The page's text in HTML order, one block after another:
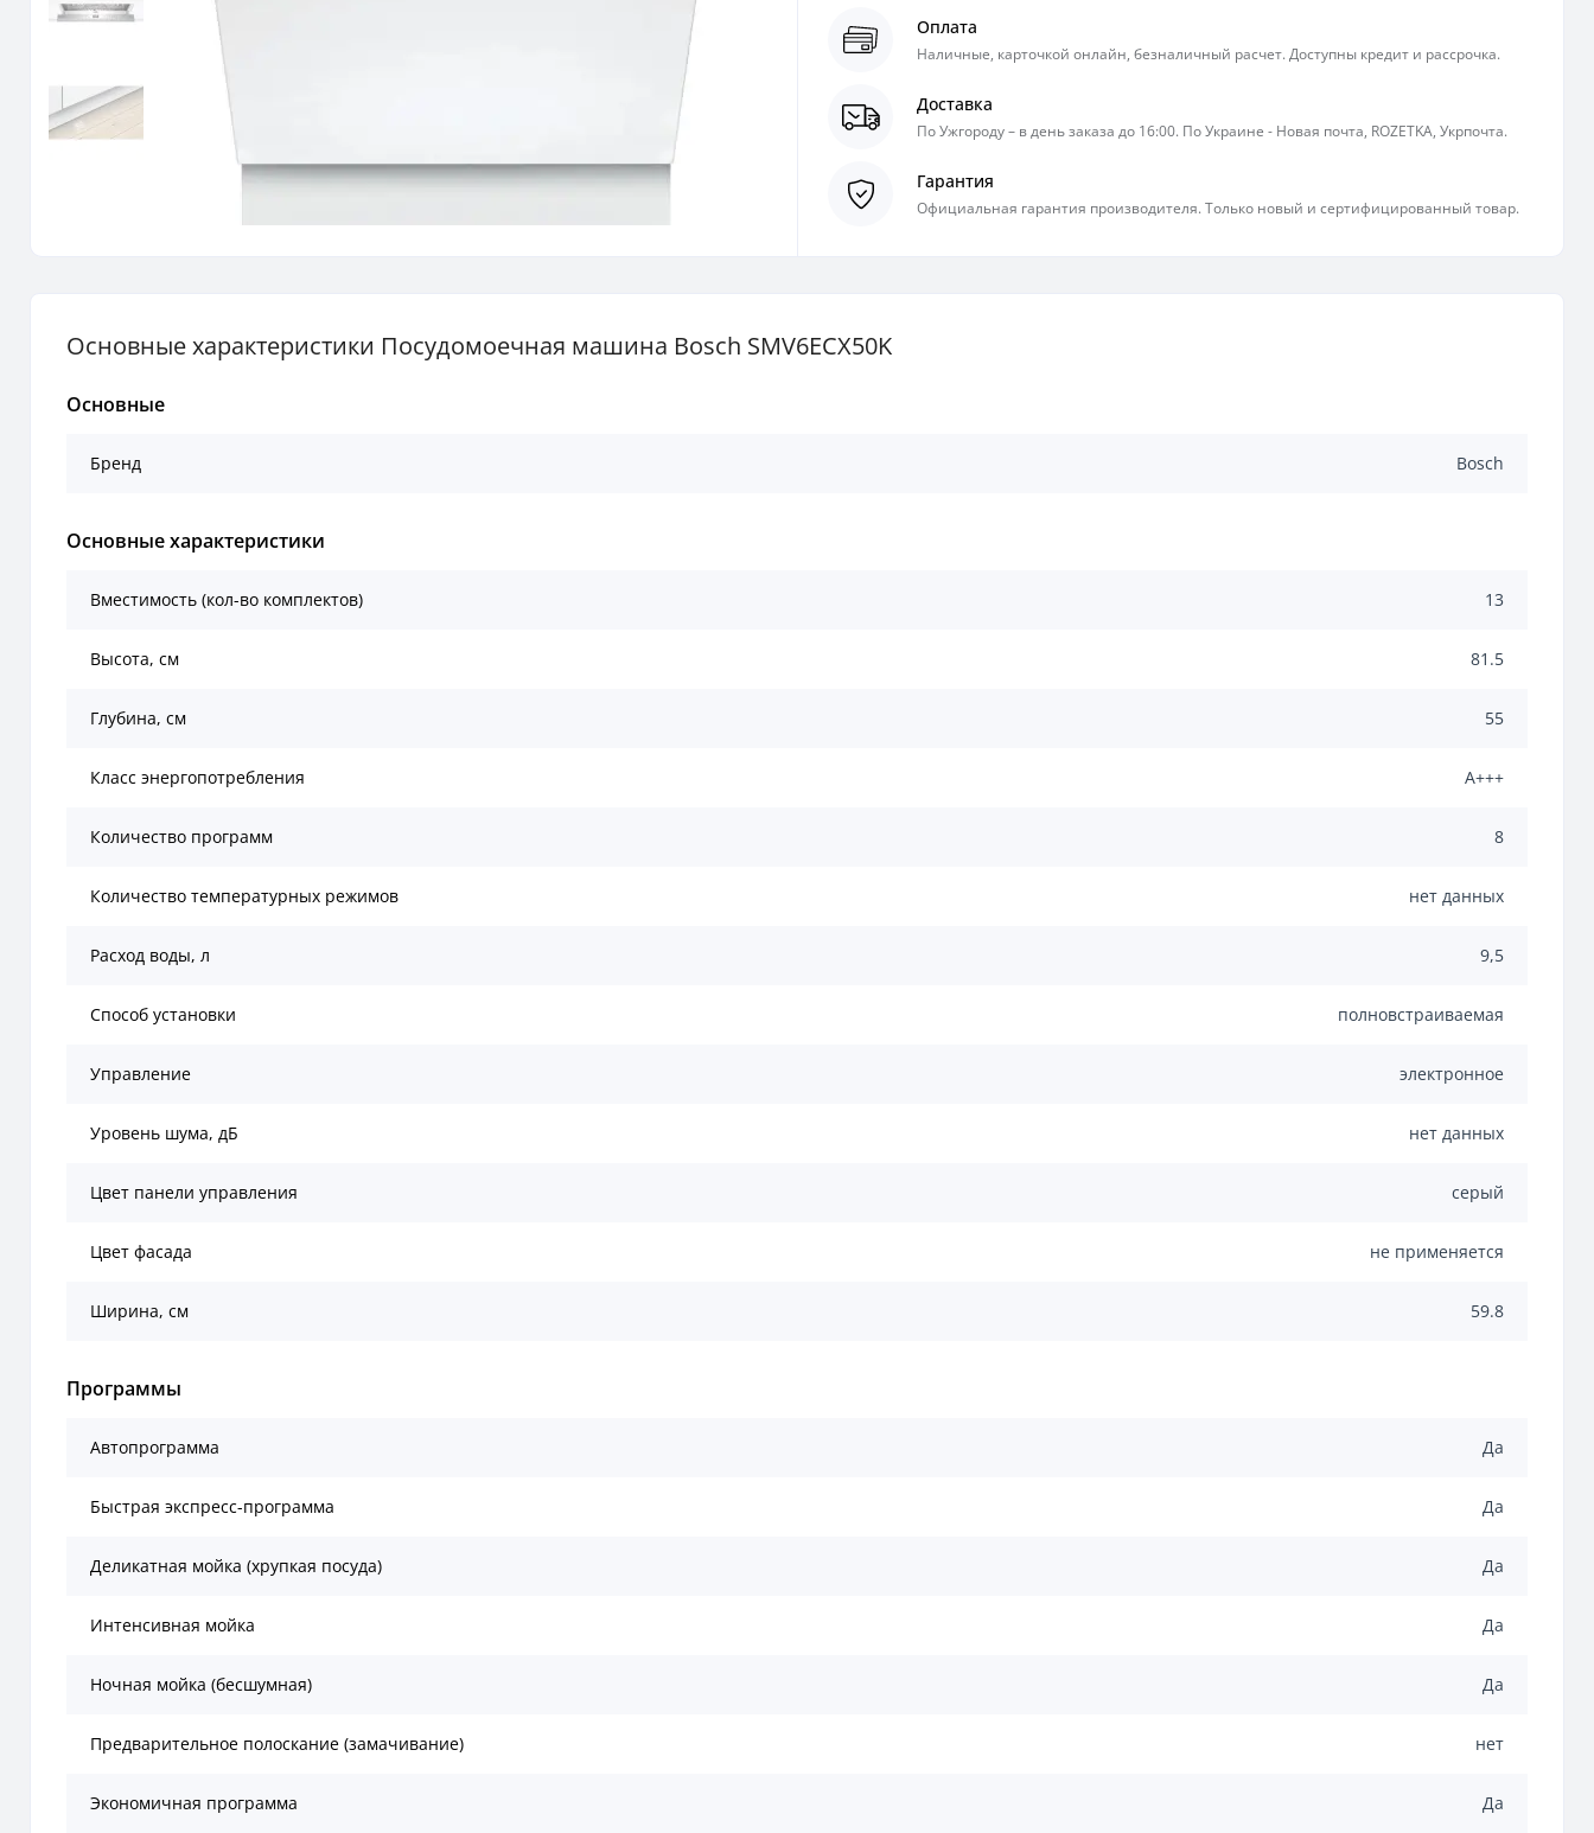
Оплата
Наличные, карточкой онлайн, безналичный расчет. Доступны кредит и рассрочка.
Доставка
По Ужгороду – в день заказа до 16:00. По Украине - Новая почта, ROZETKA, Укрпочта.
Гарантия
Официальная гарантия производителя. Только новый и сертифицированный товар.
Основные характеристики Посудомоечная машина Bosch SMV6ECX50K
Основные
Бренд Bosch
Основные характеристики
Вместимость (кол-во комплектов) 13
Высота, см 81.5
Глубина, см 55
Класс энергопотребления A+++
Количество программ 8
Количество температурных режимов нет данных
Расход воды, л 9,5
Способ установки полновстраиваемая
Управление электронное
Уровень шума, дБ нет данных
Цвет панели управления серый
Цвет фасада не применяется
Ширина, см 59.8
Программы
Автопрограмма Да
Быстрая экспресс-программа Да
Деликатная мойка (хрупкая посуда) Да
Интенсивная мойка Да
Ночная мойка (бесшумная) Да
Предварительное полоскание (замачивание) нет
Экономичная программа Да